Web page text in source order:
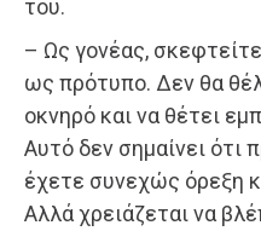
του.
– Ως γονέας,
ως πρότυπο. Δεν θα
οκνηρό και να θέτει
Αυτό δεν σημαίνει ότι
έχετε συνεχώς όρεξη
Αλλά χρειάζεται να